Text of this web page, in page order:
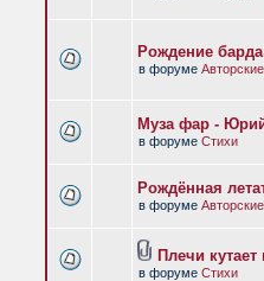
Рождение
в форуме
Муза фар -
в форуме Стихи
Рождённая
в форуме
Плечи
в форуме Стихи